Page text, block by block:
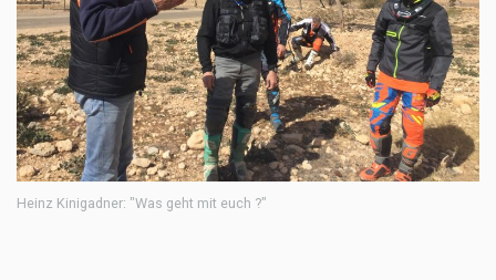
Heinz Kinigadner: "Was geht mit euch ?"